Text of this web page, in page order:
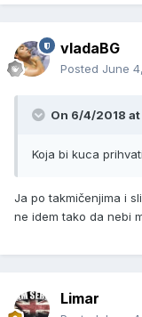
vladaBG
Posted June
On 6/4/2018 at
Koja bi kuca
Ja po takmičenjima i
ne idem tako da nebi
Limar